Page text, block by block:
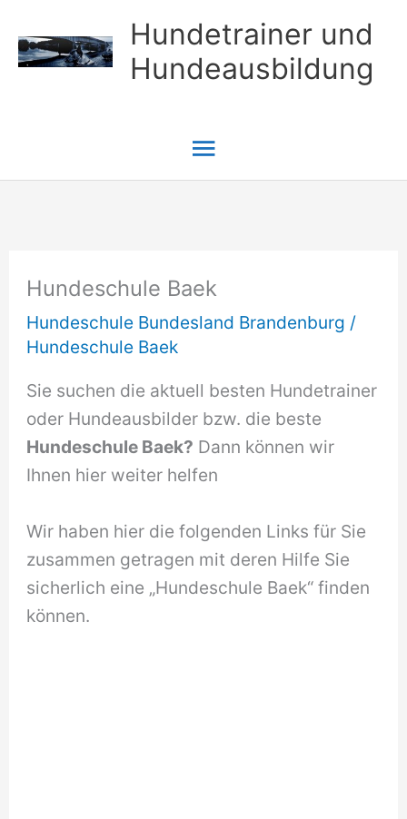
Inhalt
springen
Hundetrainer und
Hundeausbildung
Hauptmenü
Hundeschule Baek
Hundeschule Bundesland Brandenburg /
Hundeschule Baek
Sie suchen die aktuell besten Hundetrainer
oder Hundeausbilder bzw. die beste
Hundeschule Baek? Dann können wir
Ihnen hier weiter helfen
Wir haben hier die folgenden Links für Sie
zusammen getragen mit deren Hilfe Sie
sicherlich eine „Hundeschule Baek“ finden
können.